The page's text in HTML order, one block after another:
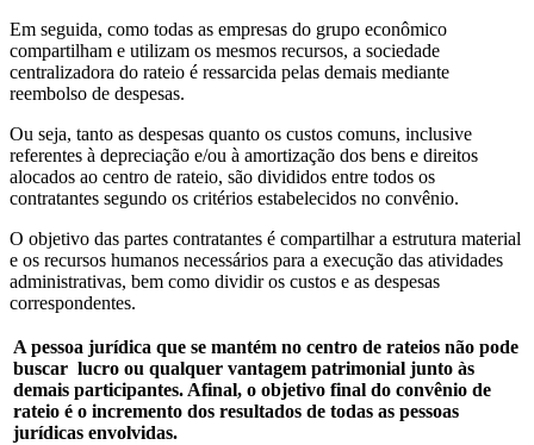
Em seguida, como todas as empresas do grupo econômico
compartilham e utilizam os mesmos recursos, a sociedade
centralizadora do rateio é ressarcida pelas demais mediante
reembolso de despesas.
Ou seja, tanto as despesas quanto os custos comuns, inclusive
referentes à depreciação e/ou à amortização dos bens e direitos
alocados ao centro de rateio, são divididos entre todos os
contratantes segundo os critérios estabelecidos no convênio.
O objetivo das partes contratantes é compartilhar a estrutura material
e os recursos humanos necessários para a execução das atividades
administrativas, bem como dividir os custos e as despesas
correspondentes.
A pessoa jurídica que se mantém no centro de rateios não pode
buscar lucro ou qualquer vantagem patrimonial junto às
demais participantes. Afinal, o objetivo final do convênio de
rateio é o incremento dos resultados de todas as pessoas
jurídicas envolvidas.